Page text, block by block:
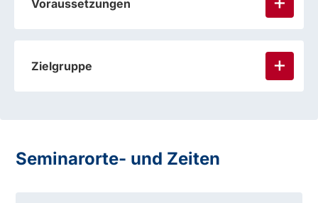
Voraussetzungen
Zielgruppe
Seminarorte- und Zeiten